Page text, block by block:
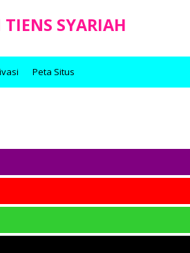
TIENS SYARIAH
Peta Situs